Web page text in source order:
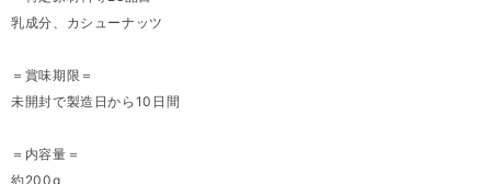
乳成分、カシューナッツ
＝賞味期限＝
未開封で製造日から10日間
＝内容量＝
約200g